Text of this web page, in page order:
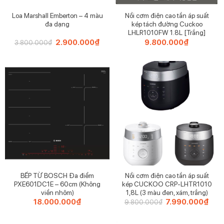
EKO EK9280RMT 20L
THÔNG TIN CHI TIẾT
Không cần chạm tay mở nắp mà vẫn bỏ rác vào thùng
Loa Marshall Emberton – 4 màu
đa dạng
3.800.000₫ Giá
2.900.000₫Giá
2.900.000₫.
Nồi cơm điện cao tần áp suất
kép tách đường Cuckoo
LHLR1010FW 1.8L [Trắng]
9.800.000₫
BẾP TỪ BOSCH Đa điểm
PXE601DC1E – 60cm (Không
viền nhôm)
18.000.000₫
Nồi cơm điện cao tần áp suất
kép CUCKOO CRP-LHTR1010
1,8L (3 màu đen, xám, trắng)
9.800.000₫ Giá
7.990.000₫